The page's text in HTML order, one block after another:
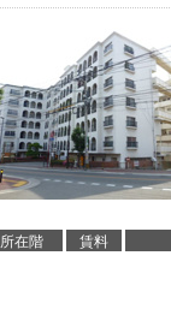
所在階 賃料